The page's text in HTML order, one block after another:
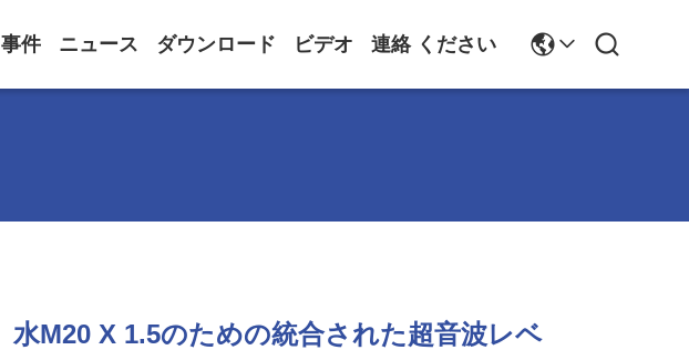
事件 ニュース ダウンロード ビデオ 連絡 ください
水M20 X 1.5のための統合された超音波レベ